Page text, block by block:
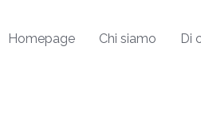
Homepage Chi siamo Di